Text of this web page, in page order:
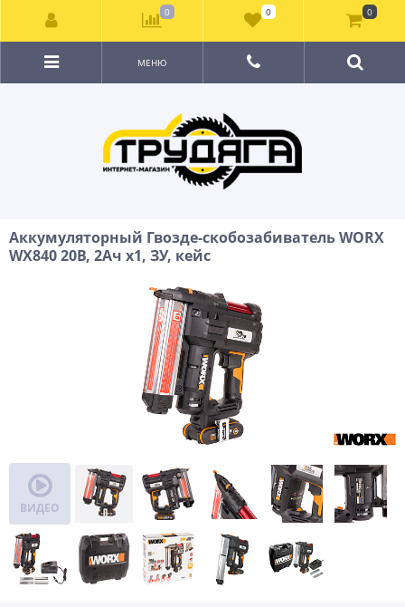
МЕНЮ
Аккумуляторный Гвозде-скобозабиватель WORX
WX840 20В, 2Ач х1, ЗУ, кейс
ВИДЕО
0 0 0